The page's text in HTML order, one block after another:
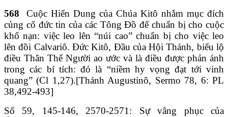
568
Cuộc Hiển Dung của Chúa Kitô nhằm mục đích
củng cố đức tin của các Tông Đồ để chuẩn bị cho cuộc
khổ nạn: việc leo lên “núi cao” chuẩn bị cho việc leo
lên đồi Calvariô. Đức Kitô, Đầu của Hội Thánh, biểu lộ
điều Thân Thể Người ao ước và là điều được phản ánh
trong các bí tích: đó là “niềm hy vọng đạt tới vinh
quang” (Cl 1,27).[Thánh Augustinô, Sermo 78, 6: PL
38,492-493]
Số 59, 145-146, 2570-2571: Sự vâng phục của